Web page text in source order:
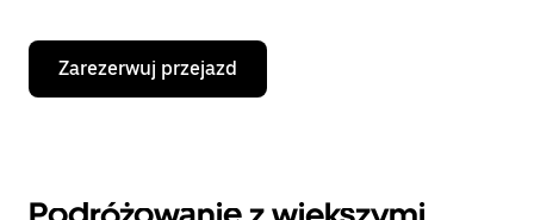
Zarezerwuj przejazd